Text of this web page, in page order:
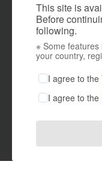
This site is
Before
following.
※ Some
your country,
I agree to the
I agree to the